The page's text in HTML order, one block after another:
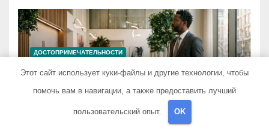
ДОСТОПРИМЕЧАТЕЛЬНОСТИ
Гостиница для
командировки: основные
критерии выбора
FRIENDS72_RU
Этот сайт использует куки-файлы и другие технологии, чтобы
помочь вам в навигации, а также предоставить лучший
пользовательский опыт. OK